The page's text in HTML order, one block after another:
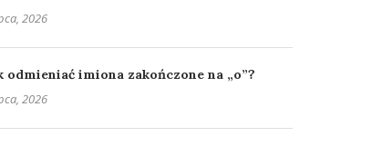
2026
odmieniać imiona zakończone na „o”?
2026